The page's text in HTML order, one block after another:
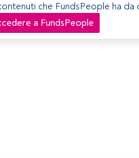
che FundsPeople ha da
a FundsPeople